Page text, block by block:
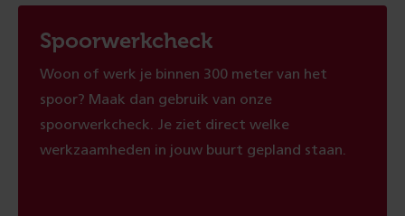
Spoorwerkcheck
Woon of werk je binnen 300 meter van het
spoor? Maak dan gebruik van onze
spoorwerkcheck. Je ziet direct welke
werkzaamheden in jouw buurt gepland staan.